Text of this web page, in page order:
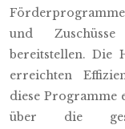
und
bereitstellen. Die
erreichten
diese Programme
über die